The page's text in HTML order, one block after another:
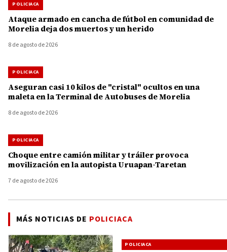
POLICIACA
Ataque armado en cancha de fútbol en comunidad de
Morelia deja dos muertos y un herido
8 de agosto de 2026
POLICIACA
Aseguran casi 10 kilos de "cristal" ocultos en una
maleta en la Terminal de Autobuses de Morelia
8 de agosto de 2026
POLICIACA
Choque entre camión militar y tráiler provoca
movilización en la autopista Uruapan-Taretan
7 de agosto de 2026
MÁS NOTICIAS DE POLICIACA
POLICIACA